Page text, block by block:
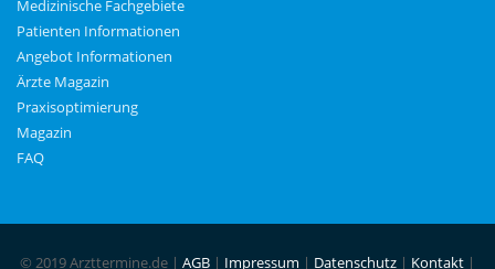
Medizinische Fachgebiete
Patienten Informationen
Angebot Informationen
Ärzte Magazin
Praxisoptimierung
Magazin
FAQ
© 2019 Arzttermine.de | AGB | Impressum | Datenschutz | Kontakt |